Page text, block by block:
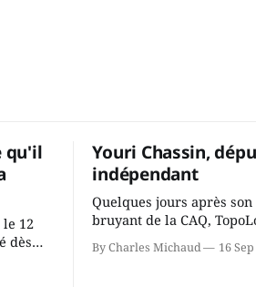
qu'il
12
dès
Youri Chassin,
indépendant
Quelques jours après
bruyant de la CAQ,
présente une
Chassin. Nous avons causé
By Charles Michaud 16